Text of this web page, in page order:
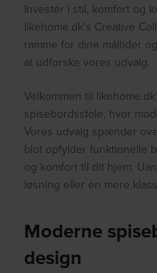
Investér i stil, komfort og
likehome.dk’s Creative
ramme for dine måltider
at udforske vores udvalg.
Velkommen til
spisebordsstole, hvor
Vores udvalg spænder
blot opfylder funktionelle
og komfort til dit hjem.
løsning eller en mere
Moderne
design